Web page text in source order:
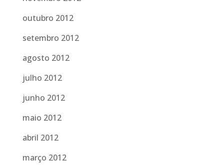
outubro 2012
setembro 2012
agosto 2012
julho 2012
junho 2012
maio 2012
abril 2012
março 2012